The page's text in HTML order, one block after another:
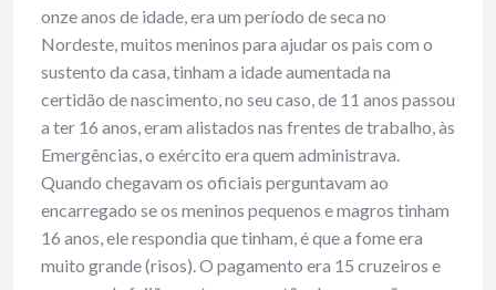
onze anos de idade, era um período de seca no
Nordeste, muitos meninos para ajudar os pais com o
sustento da casa, tinham a idade aumentada na
certidão de nascimento, no seu caso, de 11 anos passou
a ter 16 anos, eram alistados nas frentes de trabalho, às
Emergências, o exército era quem administrava.
Quando chegavam os oficiais perguntavam ao
encarregado se os meninos pequenos e magros tinham
16 anos, ele respondia que tinham, é que a fome era
muito grande (risos). O pagamento era 15 cruzeiros e